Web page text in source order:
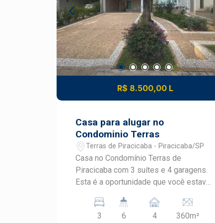
mais de 37 anos no mercado imobiliário
de Piracicaba. Agende sua visita.
R$ 8.500,00 L
Casa para alugar no
Condominio Terras
Terras de Piracicaba - Piracicaba/SP
Casa no Condomínio Terras de
Piracicaba com 3 suítes e 4 garagens.
Esta é a oportunidade que você estava
bairros mais valorizados de
Piracicaba/SP. Esta casa em
3
6
4
360m²